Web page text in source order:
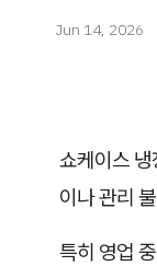
Jun 14, 2026
쇼케이스
이나 관리
특히 영업